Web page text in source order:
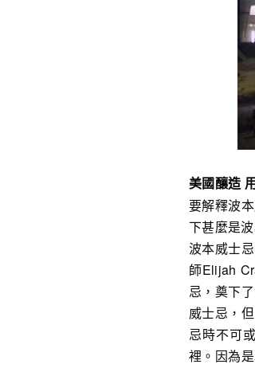
美國釀造
要解釋波
下甚麼是
波本威士
師Elijah
忌，奠下
威士忌，
忌時不可
裡。因為